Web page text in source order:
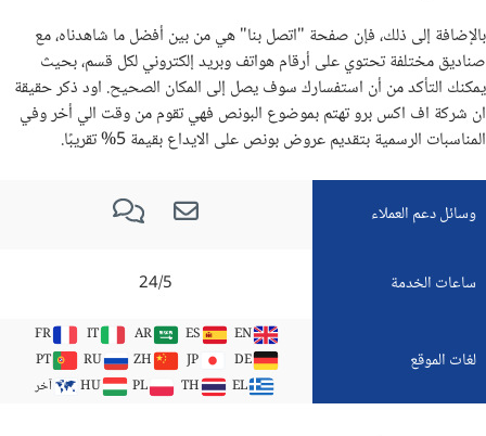
بالإضافة إلى ذلك، فإن صفحة "اتصل بنا" هي من بين أفضل ما شاهدناه، مع
صناديق مختلفة تحتوي على أرقام هواتف وبريد إلكتروني لكل قسم، بحيث
يمكنك التأكد من أن استفسارك سوف يصل إلى المكان الصحيح. اود ذكر حقيقة
ان شركة اف اكس برو تهتم بموضوع البونص فهي تقوم من وقت الي أخر وفي
المناسبات الرسمية بتقديم عروض بونص على الايداع بقيمة 5% تقريبًا.
وسائل دعم العملاء
ساعات الخدمة 24/5
لغات الموقع
EN
ES
AR
IT
FR
DE
JP
ZH
RU
PT
EL
TH
PL
HU آخر